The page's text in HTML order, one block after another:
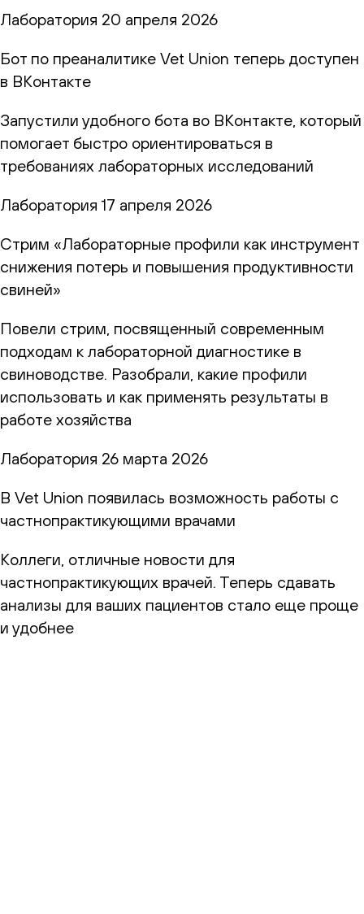
Лаборатория 20 апреля 2026
Бот по преаналитике Vet Union теперь доступен
в ВКонтакте
Запустили удобного бота во ВКонтакте, который
помогает быстро ориентироваться в
требованиях лабораторных исследований
Лаборатория 17 апреля 2026
Стрим «Лабораторные профили как инструмент
снижения потерь и повышения продуктивности
свиней»
Повели стрим, посвященный современным
подходам к лабораторной диагностике в
свиноводстве. Разобрали, какие профили
использовать и как применять результаты в
работе хозяйства
Лаборатория 26 марта 2026
В Vet Union появилась возможность работы с
частнопрактикующими врачами
Коллеги, отличные новости для
частнопрактикующих врачей. Теперь сдавать
анализы для ваших пациентов стало еще проще
и удобнее